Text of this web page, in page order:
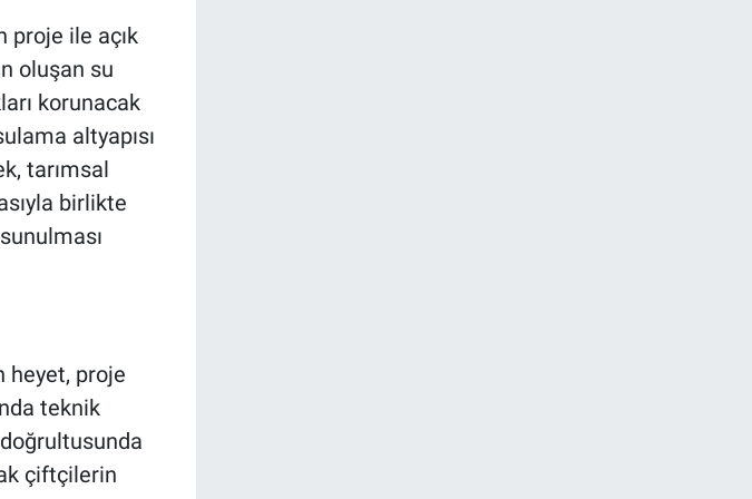
proje ile açık
oluşan su
korunacak
altyapısı
tarımsal
birlikte
heyet, proje
teknik
çiftçilerin